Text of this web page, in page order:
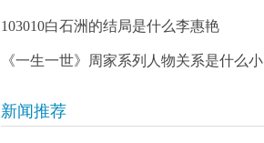
103010白石洲的结局是什么李惠艳
《一生一世》周家系列人物关系是什么小
新闻推荐